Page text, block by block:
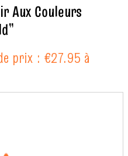
Aux Couleurs
prix : €27.95 à